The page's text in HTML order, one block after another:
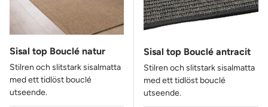
Sisal top Bouclé natur
Stilren och slitstark sisalmatta
med ett tidlöst bouclé
utseende.
Sisal top Bouclé antracit
Stilren och slitstark sisalmatta
med ett tidlöst bouclé
utseende.